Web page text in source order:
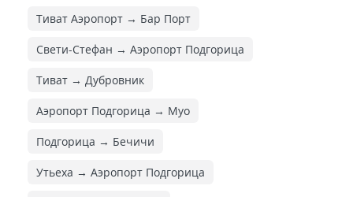
Тиват Аэропорт → Бар Порт
Свети-Стефан → Аэропорт Подгорица
Тиват → Дубровник
Аэропорт Подгорица → Муо
Подгорица → Бечичи
Утьеха → Аэропорт Подгорица